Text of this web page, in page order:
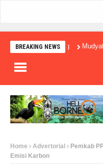
BREAKING NEWSMudyat Noor
Home Advertorial
Pemkab
Emisi Karbon